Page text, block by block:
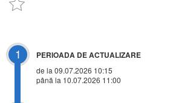
1 PERIOADA DE ACTUALIZARE
de la 09.07.2026 10:15
până la 10.07.2026 11:00